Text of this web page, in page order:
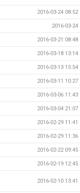
2016-03-24 08:52
2016-03-24
2016-03-21 08:48
2016-03-18 13:14
2016-03-13 15:54
2016-03-11 10:27
2016-03-06 11:43
2016-03-04 21:07
2016-02-29 11:41
2016-02-29 11:36
2016-02-22 09:45
2016-02-19 12:45
2016-02-10 13:41